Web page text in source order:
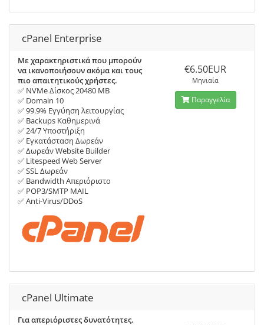
cPanel Enterprise
Με χαρακτηριστικά που μπορούν
να ικανοποιήσουν ακόμα και τους
πιο απαιτητικούς χρήστες.
✅ NVMe Δίσκος 20480 MB
✅ Domain 10
✅ 99.9% Εγγύηση λειτουργίας
✅ Backups Καθημερινά
✅ 24/7 Υποστήριξη
✅ Εγκατάσταση Δωρεάν
✅ Δωρεάν Website Builder
✅ Litespeed Web Server
✅ SSL Δωρεάν
✅ Bandwidth Απεριόριστο
✅ POP3/SMTP MAIL
✅ Anti-Virus/DDoS
€6.50EUR
Μηνιαία
Παραγγελία
cPanel Ultimate
Για απεριόριστες δυνατότητες.